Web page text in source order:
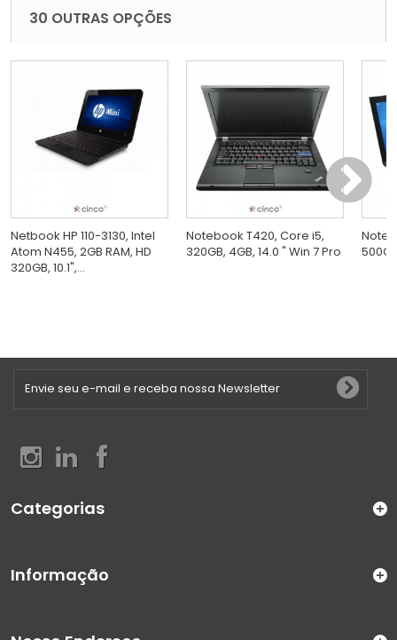
30 OUTRAS OPÇÕES
Netbook HP 110-3130, Intel
Atom N455, 2GB RAM, HD
320GB, 10.1",...
Notebook T420, Core i5,
320GB, 4GB, 14.0 " Win 7 Pro
Categorias
Informação